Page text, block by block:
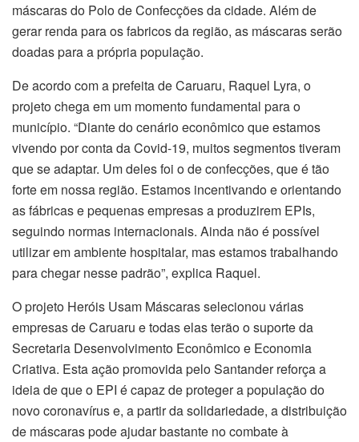
máscaras do Polo de Confecções da cidade. Além de
gerar renda para os fabricos da região, as máscaras serão
doadas para a própria população.
De acordo com a prefeita de Caruaru, Raquel Lyra, o
projeto chega em um momento fundamental para o
município. “Diante do cenário econômico que estamos
vivendo por conta da Covid-19, muitos segmentos tiveram
que se adaptar. Um deles foi o de confecções, que é tão
forte em nossa região. Estamos incentivando e orientando
as fábricas e pequenas empresas a produzirem EPIs,
seguindo normas internacionais. Ainda não é possível
utilizar em ambiente hospitalar, mas estamos trabalhando
para chegar nesse padrão”, explica Raquel.
O projeto Heróis Usam Máscaras selecionou várias
empresas de Caruaru e todas elas terão o suporte da
Secretaria Desenvolvimento Econômico e Economia
Criativa. Esta ação promovida pelo Santander reforça a
ideia de que o EPI é capaz de proteger a população do
novo coronavírus e, a partir da solidariedade, a distribuição
de máscaras pode ajudar bastante no combate à